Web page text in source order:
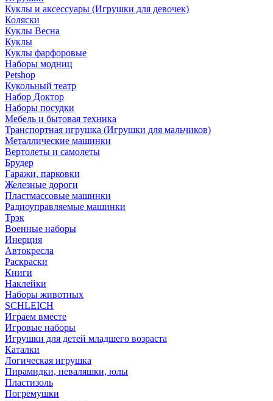
Куклы и аксессуары (Игрушки для девочек)
Коляски
Куклы Весна
Куклы
Куклы фарфоровые
Наборы модниц
Petshop
Кукольный театр
Набор Доктор
Наборы посудки
Мебель и бытовая техника
Транспортная игрушка (Игрушки для мальчиков)
Металлические машинки
Вертолеты и самолеты
Брудер
Гаражи, парковки
Железные дороги
Пластмассовые машинки
Радиоуправляемые машинки
Трэк
Военные наборы
Инерция
Автокресла
Раскраски
Книги
Наклейки
Наборы животных
SCHLEICH
Играем вместе
Игровые наборы
Игрушки для детей младшего возраста
Каталки
Логическая игрушка
Пирамидки, неваляшки, юлы
Пластизоль
Погремушки